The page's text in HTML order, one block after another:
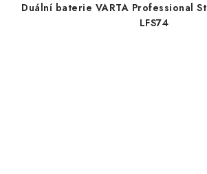
Duální baterie VARTA Professional
LFS74